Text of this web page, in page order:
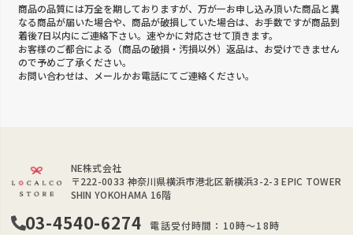
商品の品質には万全を期しておりますが、万が一お申し込み頂いた商品と異
なる商品が届いた場合や、商品が破損していた場合は、お手数ですが商品到
着後7日以内にご連絡下さい。速やかに対応させて頂きます。
お客様のご都合による（商品の破損・汚損以外）返品は、お受けできません
ので予めご了承ください。
お問い合わせは、メールかお電話にてご連絡ください。
NE株式会社
〒222-0033 神奈川県横浜市港北区新横浜3-2-3 EPIC TOWER
SHIN YOKOHAMA 16階
03-4540-6274
電話受付時間：10時～18時